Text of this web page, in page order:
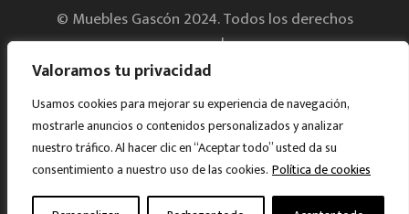
Valoramos tu privacidad
Usamos cookies para mejorar su experiencia de navegación,
mostrarle anuncios o contenidos personalizados y analizar
nuestro tráfico. Al hacer clic en “Aceptar todo” usted da su
consentimiento a nuestro uso de las cookies. Política de cookies
© Muebles Gascón 2024. Todos los derechos
reservados.
Aviso legal
Política de Privacidad
Cookies